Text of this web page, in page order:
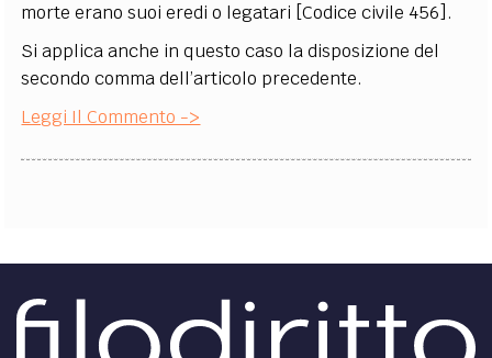
morte erano suoi eredi o legatari [Codice civile 456].
Si applica anche in questo caso la disposizione del
secondo comma dell’articolo precedente.
Leggi Il Commento ->